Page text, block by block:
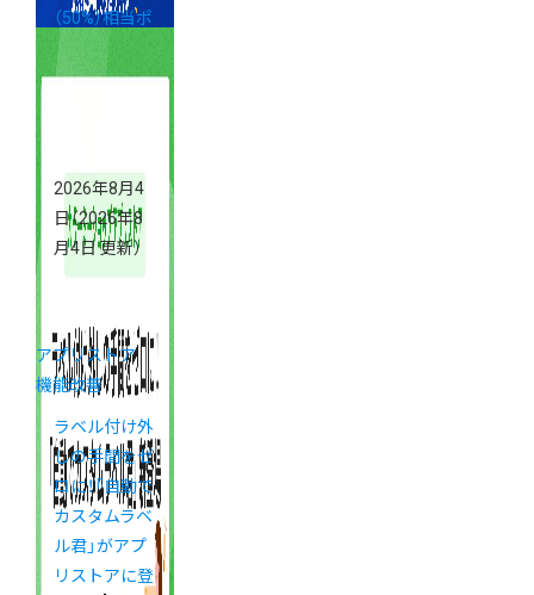
（50%）相当ポ
キャンペーン
2026年8月4
日（2026年8
月4日 更新）
アプリストア
機能改善
ラベル付け外
しの手間をゼ
ロに！「自動で
カスタムラベ
ル君」がアプ
リストアに登